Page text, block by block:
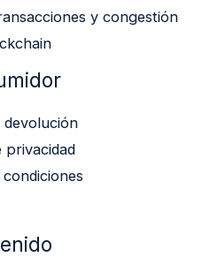
y congestión
devolución
privacidad